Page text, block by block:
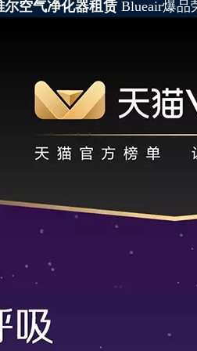
尔空气净化器租赁 Blueair爆品